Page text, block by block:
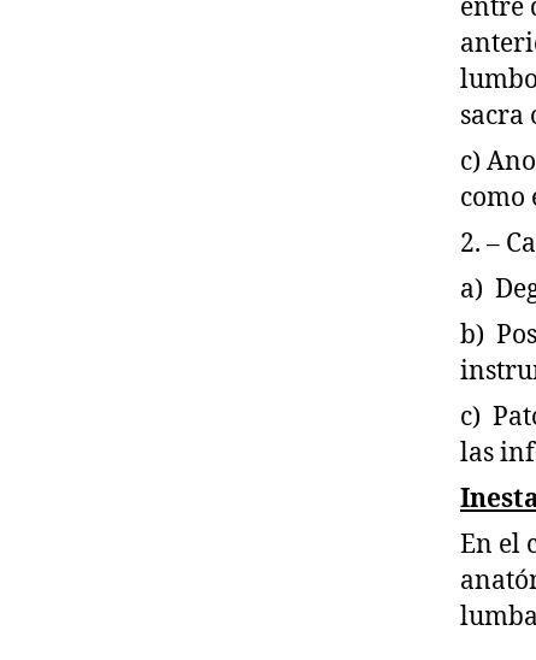
entre
sacra
c)
como
2. –
a)
b)
c)
las
En el